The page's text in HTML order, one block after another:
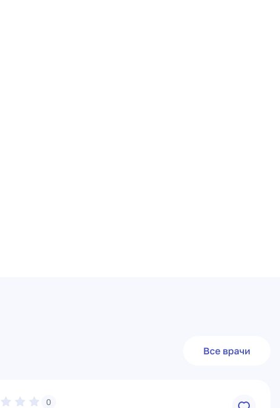
Все врачи
0